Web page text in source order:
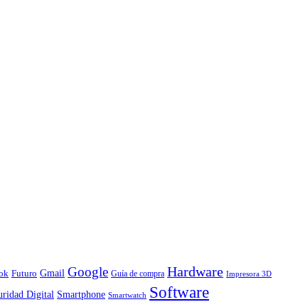
Futuro Gmail Google Guía de compra Hardware Impresora 3D
Digital Smartphone Smartwatch Software